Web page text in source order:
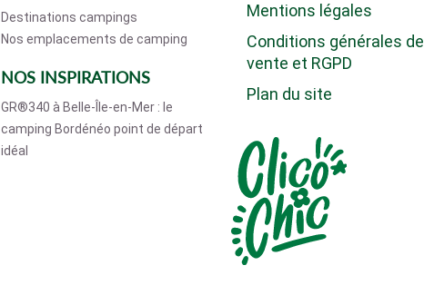
Destinations campings
Nos emplacements de camping
NOS INSPIRATIONS
GR®340 à Belle-Île-en-Mer : le
camping Bordénéo point de départ
idéal
Mentions légales
Conditions générales de
vente et RGPD
Plan du site